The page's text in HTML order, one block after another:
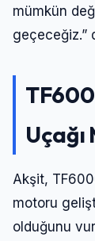
mümkün
geçeceğiz.”
Akşit,
motoru
olduğunu